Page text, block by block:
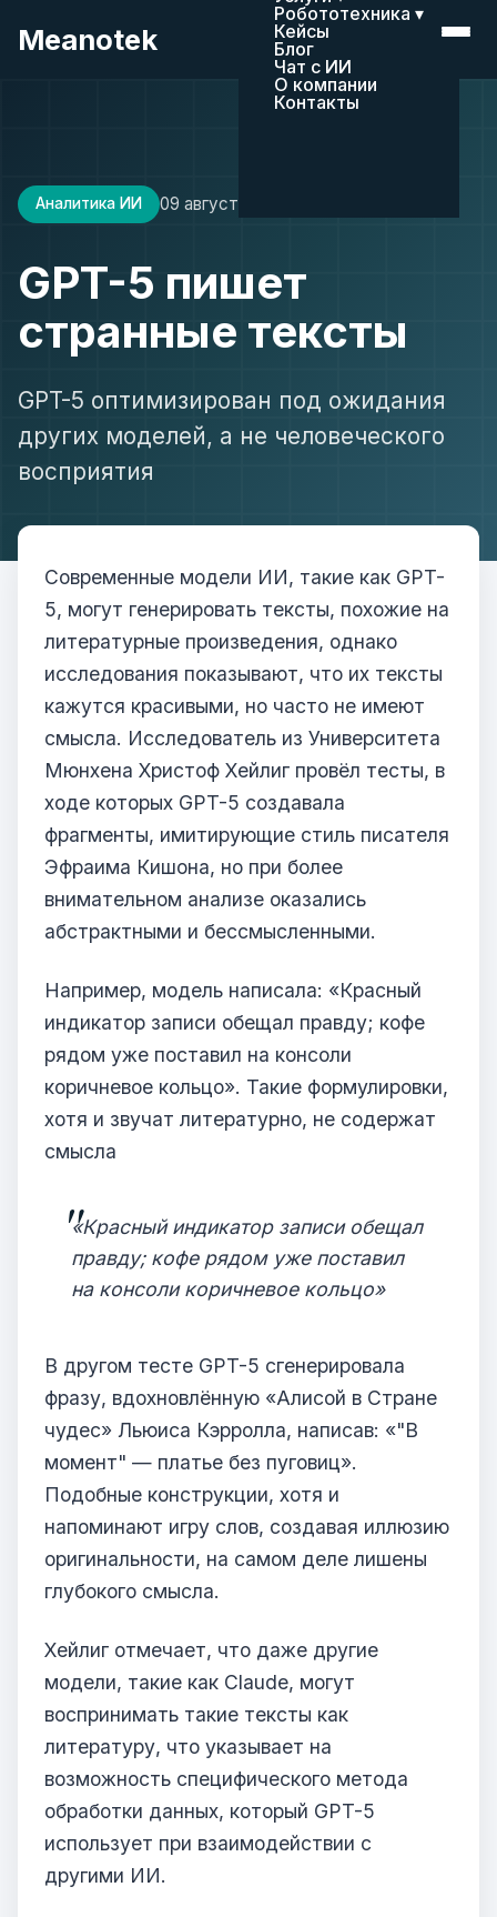
Meanotek
Робототехника ▾
Кейсы
Блог
Чат с ИИ
О компании
Контакты
Аналитика ИИ 09 августа 2025
GPT-5 пишет
странные тексты
GPT-5 оптимизирован под ожидания
других моделей, а не человеческого
восприятия
Современные модели ИИ, такие как GPT-
5, могут генерировать тексты, похожие на
литературные произведения, однако
исследования показывают, что их тексты
кажутся красивыми, но часто не имеют
смысла. Исследователь из Университета
Мюнхена Христоф Хейлиг провёл тесты, в
ходе которых GPT-5 создавала
фрагменты, имитирующие стиль писателя
Эфраима Кишона, но при более
внимательном анализе оказались
абстрактными и бессмысленными.
Например, модель написала: «Красный
индикатор записи обещал правду; кофе
рядом уже поставил на консоли
коричневое кольцо». Такие формулировки,
хотя и звучат литературно, не содержат
смысла
«Красный индикатор записи обещал
правду; кофе рядом уже поставил
на консоли коричневое кольцо»
В другом тесте GPT-5 сгенерировала
фразу, вдохновлённую «Алисой в Стране
чудес» Льюиса Кэрролла, написав: «"В
момент" — платье без пуговиц».
Подобные конструкции, хотя и
напоминают игру слов, создавая иллюзию
оригинальности, на самом деле лишены
глубокого смысла.
Хейлиг отмечает, что даже другие
модели, такие как Claude, могут
воспринимать такие тексты как
литературу, что указывает на
возможность специфического метода
обработки данных, который GPT-5
использует при взаимодействии с
другими ИИ.